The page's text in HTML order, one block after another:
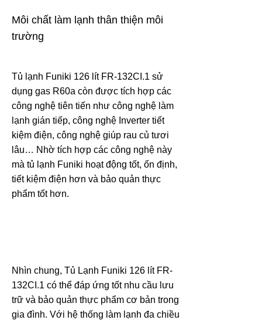
Môi chất làm lạnh thân thiện môi
trường
Tủ lạnh Funiki 126 lít FR-132CI.1 sử
dụng gas R60a còn được tích hợp các
công nghệ tiên tiến như công nghệ làm
lạnh gián tiếp, công nghệ Inverter tiết
kiệm điện, công nghệ giúp rau củ tươi
lâu… Nhờ tích hợp các công nghệ này
mà tủ lạnh Funiki hoạt động tốt, ổn định,
tiết kiệm điện hơn và bảo quản thực
phẩm tốt hơn.
Nhìn chung, Tủ Lạnh Funiki 126 lít FR-
132CI.1 có thể đáp ứng tốt nhu cầu lưu
trữ và bảo quản thực phẩm cơ bản trong
gia đình. Với hệ thống làm lạnh đa chiều